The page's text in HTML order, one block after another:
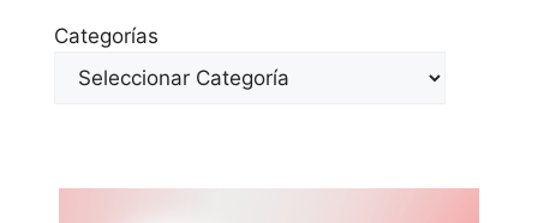
Categorías